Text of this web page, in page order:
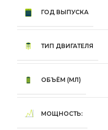
ГОД ВЫПУСКА
ТИП ДВИГАТЕЛЯ
ОБЪЁМ (МЛ)
МОЩНОСТЬ: